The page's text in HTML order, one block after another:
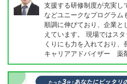
支援する研修制度が充実し
などユニークなプログラム
順調に伸びており、企業と
えています。 現場ではス
くりにも力を入れており、
キャリアアドバイザー 薬